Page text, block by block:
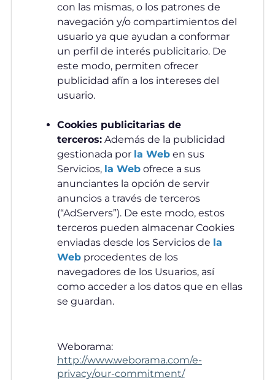
con las mismas, o los patrones de
navegación y/o compartimientos del
usuario ya que ayudan a conformar
un perfil de interés publicitario. De
este modo, permiten ofrecer
publicidad afín a los intereses del
usuario.
Cookies publicitarias de
terceros:Además de la publicidad
gestionada por la Weben sus
Servicios, la Webofrece a sus
anunciantes la opción de servir
anuncios a través de terceros
(“AdServers”). De este modo, estos
terceros pueden almacenar Cookies
enviadas desde los Servicios de la
Webprocedentes de los
navegadores de los Usuarios, así
como acceder a los datos que en ellas
se guardan.
Weborama:
http://www.weborama.com/e-
privacy/our-commitment/